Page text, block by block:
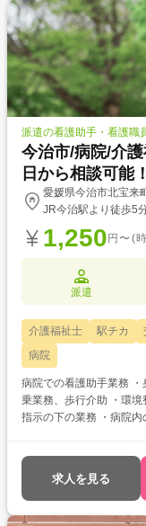
派遣の看護助手・看護職
今治市/病院/介
日から相談可能！
愛媛県今治市北宝来
JR今治駅より徒歩5
1,250 円〜(
派遣
介護福祉士 駅チカ
病院
病院での看護助手業務
乗業務、歩行介助 ・環
指示の下の業務 ・病院
求人を見る